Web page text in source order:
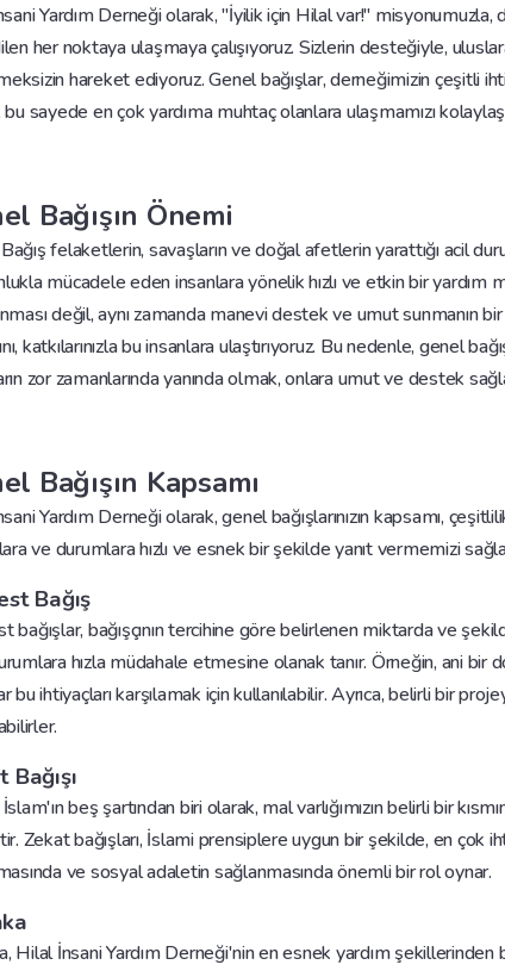
Yardım Derneği olarak, "İyilik için Hilal var!"
her noktaya ulaşmaya çalışıyoruz. Sizlerin desteğiyle,
hareket ediyoruz. Genel bağışlar, derneğimizin çeşitli
sayede en çok yardıma muhtaç olanlara ulaşmamızı
Bağışın Önemi
felaketlerin, savaşların ve doğal afetlerin yarattığı acil
mücadele eden insanlara yönelik hızlı ve etkin bir yardım
değil, aynı zamanda manevi destek ve umut sunmanın
katkılarınızla bu insanlara ulaştırıyoruz. Bu nedenle, genel
zor zamanlarında yanında olmak, onlara umut ve destek
Bağışın Kapsamı
Yardım Derneği olarak, genel bağışlarınızın kapsamı,
ve durumlara hızlı ve esnek bir şekilde yanıt vermemizi
Bağış
bağışlar, bağışçının tercihine göre belirlenen miktarda ve
hızla müdahale etmesine olanak tanır. Örneğin, ani bir
bu ihtiyaçları karşılamak için kullanılabilir. Ayrıca, belirli bir
Bağışı
beş şartından biri olarak, mal varlığımızın belirli bir
Zekat bağışları, İslami prensiplere uygun bir şekilde, en çok
ve sosyal adaletin sağlanmasında önemli bir rol oynar.
Hilal İnsani Yardım Derneği'nin en esnek yardım şekillerinden